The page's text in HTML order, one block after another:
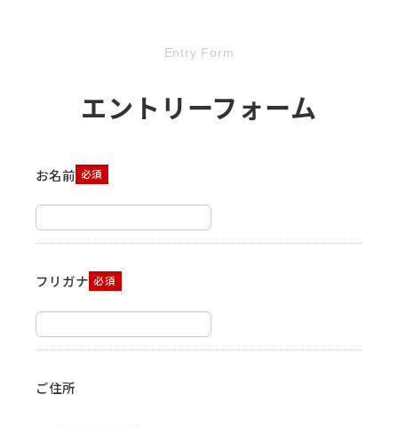
Entry Form
エントリーフォーム
お名前 必須
フリガナ 必須
ご住所